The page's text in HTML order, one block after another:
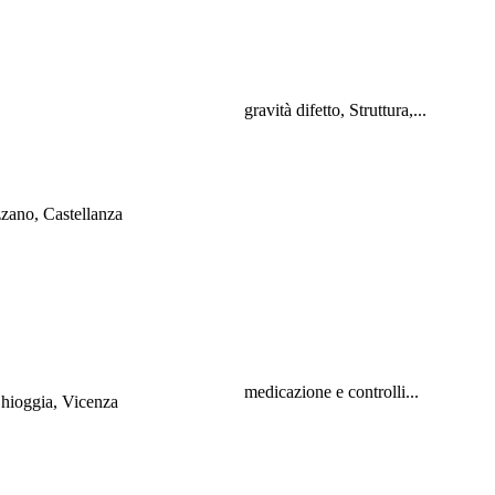
gravità difetto, Struttura,...
Castellanza
Vicenza
medicazione e controlli...